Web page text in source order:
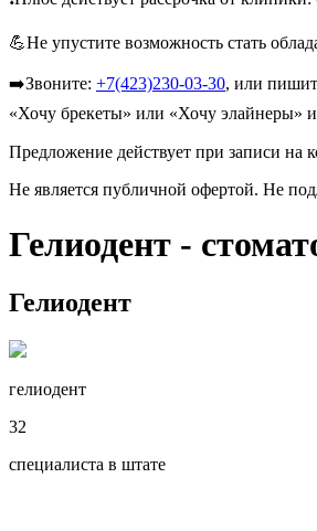
💪Не упустите возможность стать
➡️Звоните: +7(423)230-03-30, или
«Хочу брекеты» или «Хочу элайнеры» и
Предложение действует при записи на
Не является публичной офертой. Не
Гелиодент -
Гелиодент
гелиодент
32
специалиста в штате